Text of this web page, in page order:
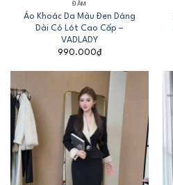
ĐẦM
Áo Khoác Da Màu Đen Dáng
Dài Có Lót Cao Cấp –
VADLADY
990.000₫